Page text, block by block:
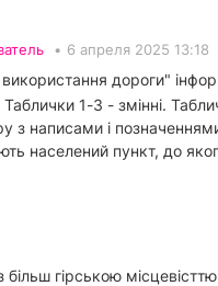
• 6 апреля 2025 13:18
дороги"
Таблички 1-3 - змінні.
з написами і
населений пункт, до
гірською